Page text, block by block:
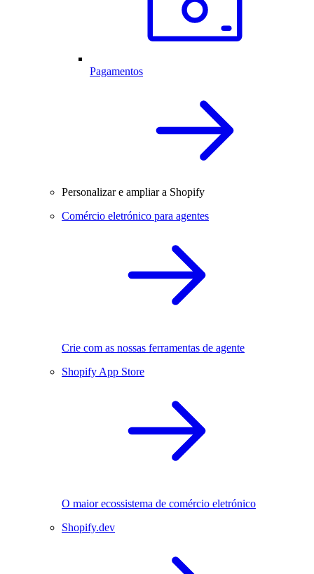
Pagamentos
Personalizar e ampliar a Shopify
Comércio eletrónico para agentes
Crie com as nossas ferramentas de agente
Shopify App Store
O maior ecossistema de comércio eletrónico
Shopify.dev